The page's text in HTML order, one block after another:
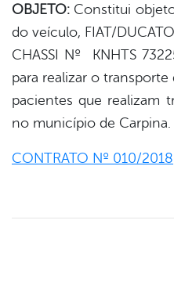
OBJETO: Constitui
do veículo, FIAT/
CHASSI Nº KNHTS
para realizar o transporte
pacientes que realizam
no município de Carpina.
CONTRATO Nº 010/2018